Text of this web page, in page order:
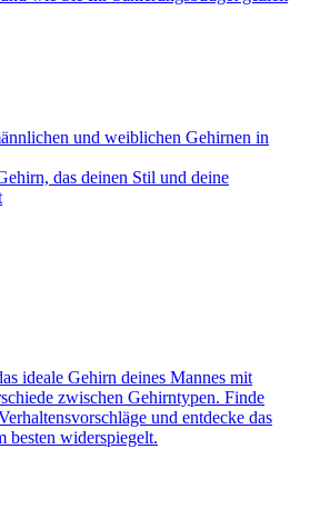
und weiblichen Gehirnen in
das deinen Stil und deine
ideale Gehirn deines Mannes mit
zwischen Gehirntypen. Finde
und entdecke das
besten widerspiegelt.